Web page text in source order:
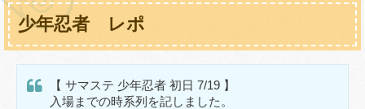
少年忍者 レポ
【 サマステ 少年忍者 初日 7/19 】
入場までの時系列を記しました。